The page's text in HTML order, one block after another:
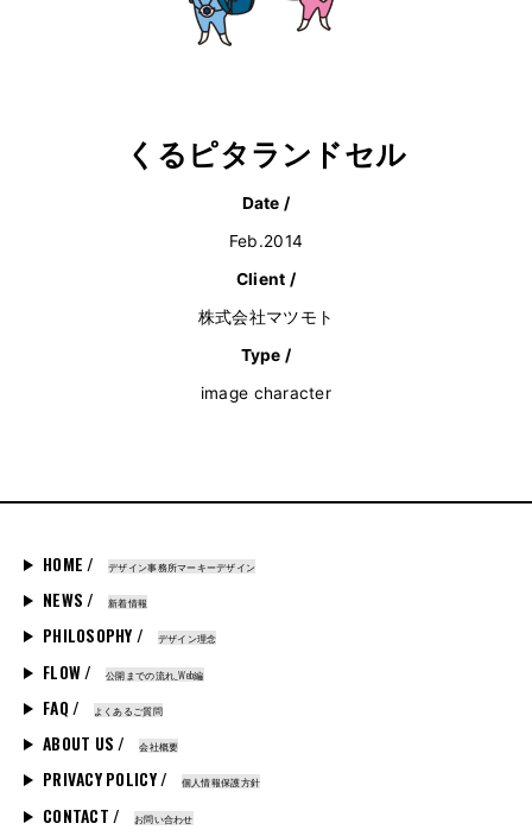
くるピタランドセル
Date /
Feb.2014
Client /
株式会社マツモト
Type /
image character
HOME / デザイン事務所マーキーデザイン
NEWS / 新着情報
PHILOSOPHY / デザイン理念
FLOW / 公開までの流れ_Web編
FAQ / よくあるご質問
ABOUT US / 会社概要
PRIVACY POLICY / 個人情報保護方針
CONTACT / お問い合わせ